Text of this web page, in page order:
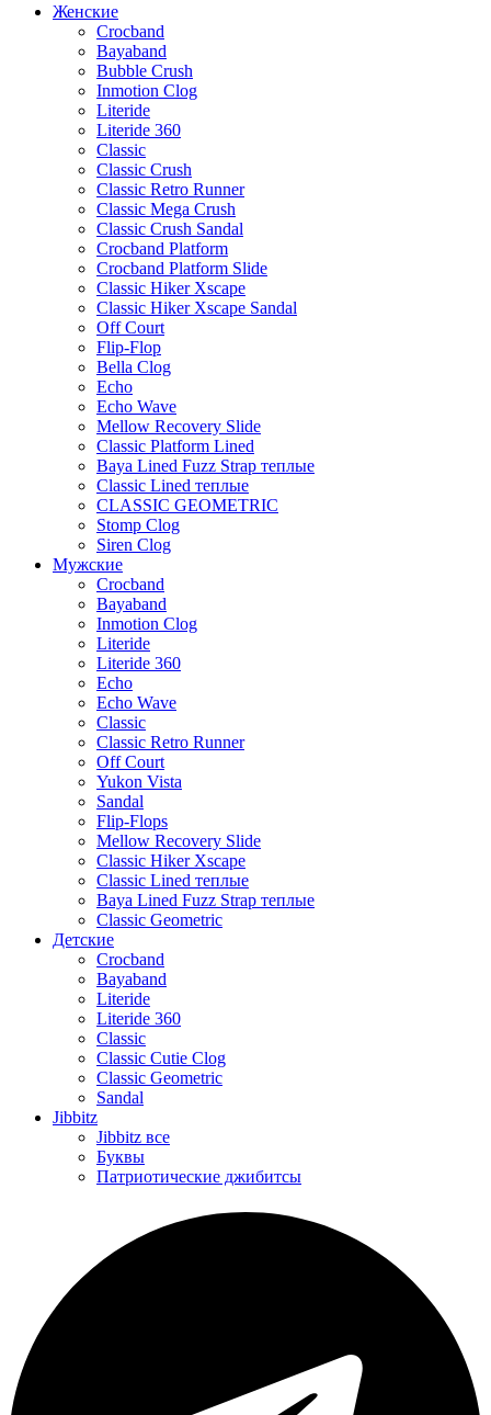
Женские
Crocband
Bayaband
Bubble Crush
Inmotion Clog
Literide
Literide 360
Classic
Classic Crush
Classic Retro Runner
Classic Mega Crush
Classic Crush Sandal
Crocband Platform
Crocband Platform Slide
Classic Hiker Xscape
Classic Hiker Xscape Sandal
Off Court
Flip-Flop
Bella Clog
Echo
Echo Wave
Mellow Recovery Slide
Classic Platform Lined
Baya Lined Fuzz Strap теплые
Classic Lined теплые
CLASSIC GEOMETRIC
Stomp Clog
Siren Clog
Мужские
Crocband
Bayaband
Inmotion Clog
Literide
Literide 360
Echo
Echo Wave
Classic
Classic Retro Runner
Off Court
Yukon Vista
Sandal
Flip-Flops
Mellow Recovery Slide
Classic Hiker Xscape
Classic Lined теплые
Baya Lined Fuzz Strap теплые
Classic Geometric
Детские
Crocband
Bayaband
Literide
Literide 360
Classic
Classic Cutie Clog
Classic Geometric
Sandal
Jibbitz
Jibbitz все
Буквы
Патриотические джибитсы